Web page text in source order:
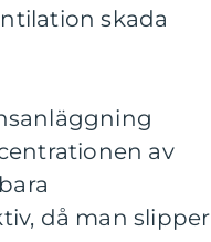
skada
av
då man slipper